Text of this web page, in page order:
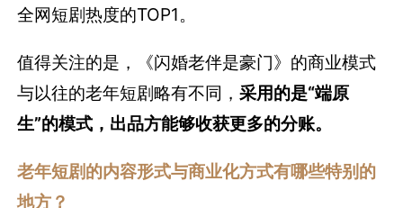
全网短剧热度的TOP1。
值得关注的是，《闪婚老伴是豪门》的商业模式
与以往的老年短剧略有不同，采用的是“端原
生”的模式，出品方能够收获更多的分账。
老年短剧的内容形式与商业化方式有哪些特别的
地方？